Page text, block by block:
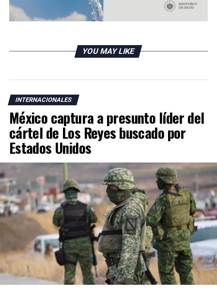
YOU MAY LIKE
INTERNACIONALES
México captura a presunto líder del
cártel de Los Reyes buscado por
Estados Unidos